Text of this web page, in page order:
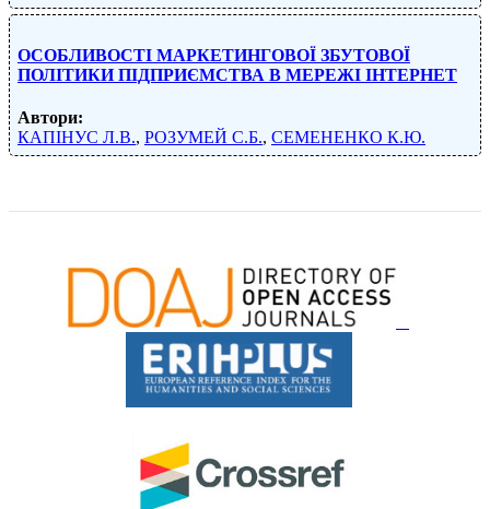
ОСОБЛИВОСТІ МАРКЕТИНГОВОЇ ЗБУТОВОЇ
ПОЛІТИКИ ПІДПРИЄМСТВА В МЕРЕЖІ ІНТЕРНЕТ
Автори:
КАПІНУС Л.В., РОЗУМЕЙ С.Б., СЕМЕНЕНКО К.Ю.